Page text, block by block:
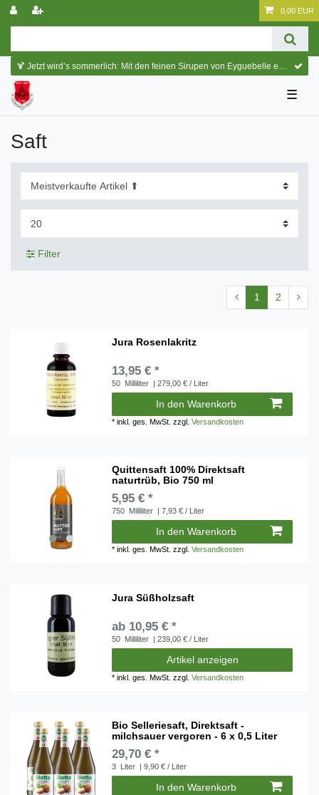
0,00 EUR
🍹 Jetzt wird’s sommerlich: Mit den feinen Sirupen von Eyguebelle entstehen erfrischende Cocktails und köstliche Sommerdrinks.
☰
Saft
Filter
1 2
Jura Rosenlakritz
13,95 € *
50 Milliliter | 279,00 € / Liter
In den Warenkorb
*inkl. ges. MwSt. zzgl.Versandkosten
Quittensaft 100% Direktsaft
naturtrüb, Bio 750 ml
5,95 € *
750 Milliliter | 7,93 € / Liter
In den Warenkorb
*inkl. ges. MwSt. zzgl.Versandkosten
Jura Süßholzsaft
ab 10,95 € *
50 Milliliter | 239,00 € / Liter
Artikel anzeigen
*inkl. ges. MwSt. zzgl.Versandkosten
Bio Selleriesaft, Direktsaft -
milchsauer vergoren - 6 x 0,5 Liter
29,70 € *
3 Liter | 9,90 € / Liter
In den Warenkorb